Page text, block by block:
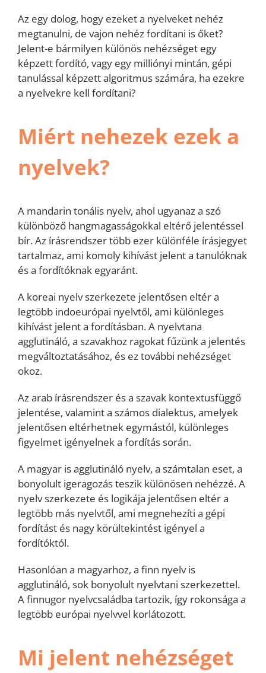
Az egy dolog, hogy ezeket a nyelveket nehéz
megtanulni, de vajon nehéz fordítani is őket?
Jelent-e bármilyen különös nehézséget egy
képzett fordító, vagy egy milliónyi mintán, gépi
tanulással képzett algoritmus számára, ha ezekre
a nyelvekre kell fordítani?
Miért nehezek ezek a
nyelvek?
A mandarin tonális nyelv, ahol ugyanaz a szó
különböző hangmagasságokkal eltérő jelentéssel
bír. Az írásrendszer több ezer különféle írásjegyet
tartalmaz, ami komoly kihívást jelent a tanulóknak
és a fordítóknak egyaránt.
A koreai nyelv szerkezete jelentősen eltér a
legtöbb indoeurópai nyelvtől, ami különleges
kihívást jelent a fordításban. A nyelvtana
agglutináló, a szavakhoz ragokat fűzünk a jelentés
megváltoztatásához, és ez további nehézséget
okoz.
Az arab írásrendszer és a szavak kontextusfüggő
jelentése, valamint a számos dialektus, amelyek
jelentősen eltérhetnek egymástól, különleges
figyelmet igényelnek a fordítás során.
A magyar is agglutináló nyelv, a számtalan eset, a
bonyolult igeragozás teszik különösen nehézzé. A
nyelv szerkezete és logikája jelentősen eltér a
legtöbb más nyelvtől, ami megnehezíti a gépi
fordítást és nagy körültekintést igényel a
fordítóktól.
Hasonlóan a magyarhoz, a finn nyelv is
agglutináló, sok bonyolult nyelvtani szerkezettel.
A finnugor nyelvcsaládba tartozik, így rokonsága a
legtöbb európai nyelvvel korlátozott.
Mi jelent nehézséget